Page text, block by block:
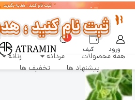
کیف
پول
1
مردانه زنانه
پیشنهاد ها
تخفیف ها
و ارسال خواهند شد